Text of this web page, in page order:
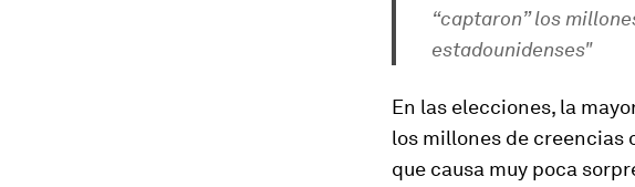
“captaron” los
estadounidenses"
En las elecciones, la
los millones de creencias
que causa muy poca